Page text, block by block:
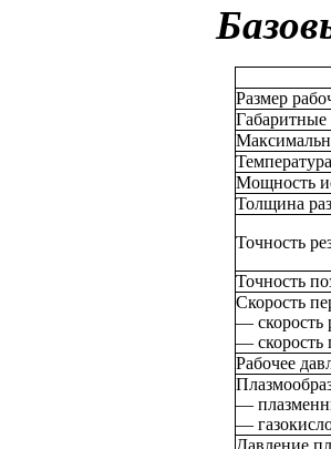
Размер
Габаритные
Мощность
Толщина
Точность
Точность
Скорость
— скорость
— скорость
Рабочее
—
—
Давление